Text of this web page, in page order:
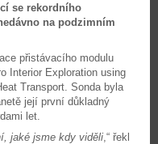
se rekordního
na podzimním
přistávacího modulu
Interior Exploration using
Transport. Sonda byla
její první důkladný
let.
jaké jsme kdy viděli,“ řekl